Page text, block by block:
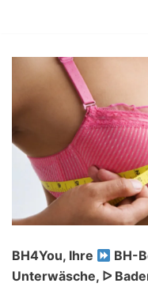
springen
BH4You, Ihre
BH-
Unterwäsche, ᐅ